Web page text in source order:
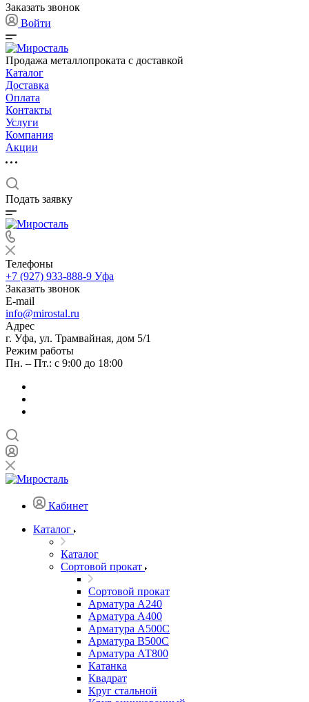
Заказать звонок
Войти
Продажа металлопроката с доставкой
Каталог
Доставка
Оплата
Контакты
Услуги
Компания
Акции
Подать заявку
Телефоны
+7 (927) 933-888-9 Уфа
Заказать звонок
E-mail
info@mirostal.ru
Адрес
г. Уфа, ул. Трамвайная, дом 5/1
Режим работы
Пн. – Пт.: с 9:00 до 18:00
Кабинет
Каталог
Каталог
Сортовой прокат
Сортовой прокат
Арматура А240
Арматура А400
Арматура А500C
Арматура В500С
Арматура АТ800
Катанка
Квадрат
Круг стальной